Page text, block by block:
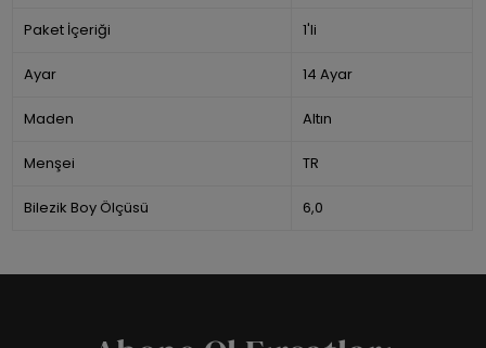
Paket İçeriği 1'li
Ayar 14 Ayar
Maden Altın
Menşei TR
Bilezik Boy Ölçüsü 6,0